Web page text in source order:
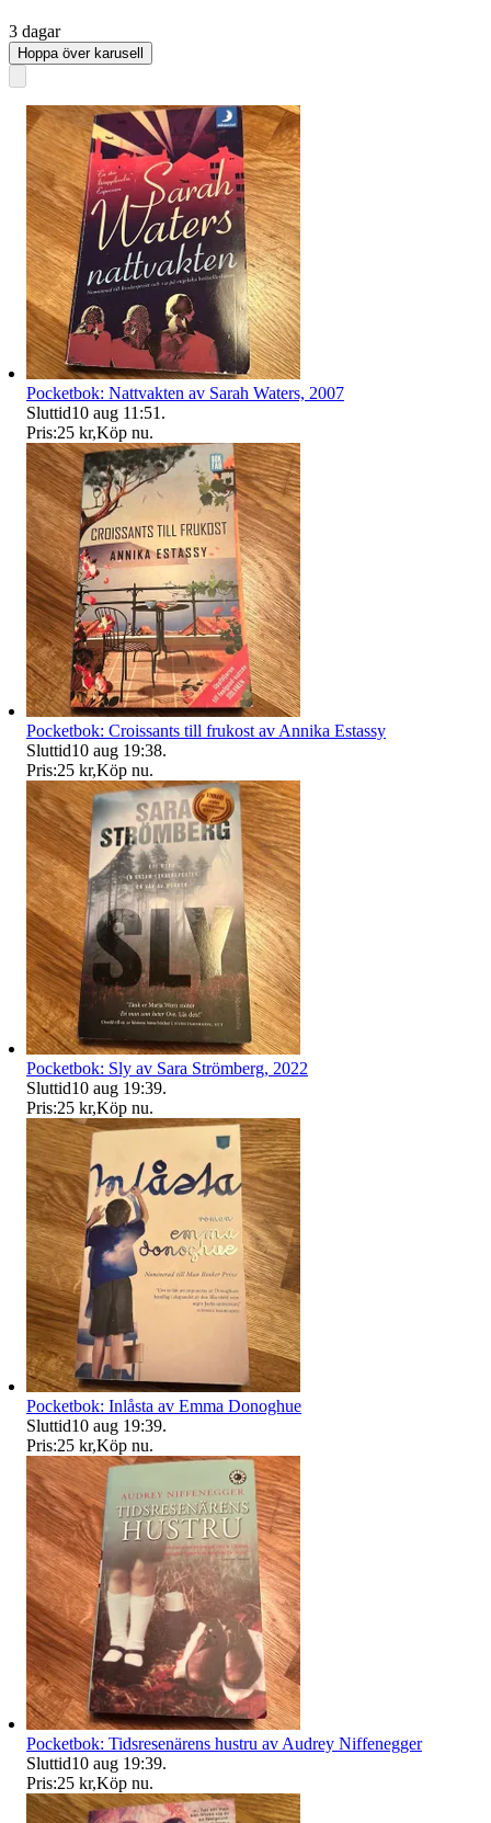
3 dagar
Hoppa över karusell
Pocketbok: Nattvakten av Sarah Waters, 2007
Sluttid10 aug 11:51 .
Pris:25 kr,Köp nu.
Pocketbok: Croissants till frukost av Annika Estassy
Sluttid10 aug 19:38.
Pris:25 kr,Köp nu.
Pocketbok: Sly av Sara Strömberg, 2022
Sluttid10 aug 19:39.
Pris:25 kr,Köp nu.
Pocketbok: Inlåsta av Emma Donoghue
Sluttid10 aug 19:39.
Pris:25 kr,Köp nu.
Pocketbok: Tidsresenärens hustru av Audrey Niffenegger
Sluttid10 aug 19:39.
Pris:25 kr,Köp nu.